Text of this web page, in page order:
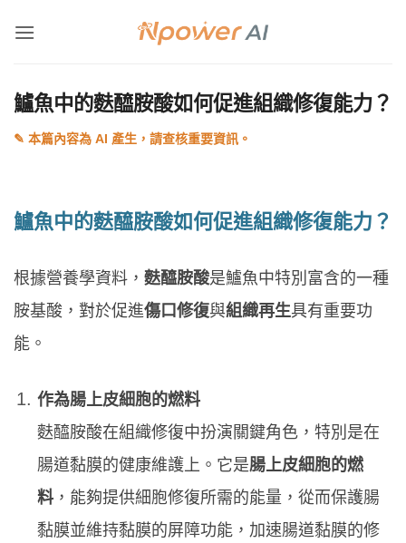
鱸魚中的麩醯胺酸如何促進組織修復能力？
鱸魚中的麩醯胺酸如何促進組織修復能力？
根據營養學資料， 麩醯胺酸是鱸魚中特別富含的一種
胺基酸，對於促進傷口修復與組織再生具有重要功
能。
作為腸上皮細胞的燃料
麩醯胺酸在組織修復中扮演關鍵角色，特別是在
腸道黏膜的健康維護上。它是腸上皮細胞的燃
料 ，能夠提供細胞修復所需的能量，從而保護腸
黏膜並維持黏膜的屏障功能，加速腸道黏膜的修